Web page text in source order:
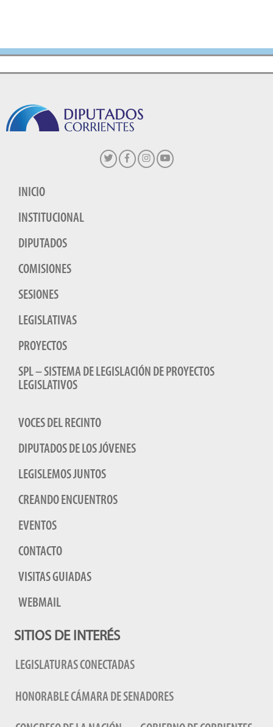
INICIO
INSTITUCIONAL
DIPUTADOS
COMISIONES
SESIONES
LEGISLATIVAS
PROYECTOS
SPL – SISTEMA DE LEGISLACIÓN DE PROYECTOS
LEGISLATIVOS
VOCES DEL RECINTO
DIPUTADOS DE LOS JÓVENES
LEGISLEMOS JUNTOS
CREANDO ENCUENTROS
EVENTOS
CONTACTO
VISITAS GUIADAS
WEBMAIL
SITIOS DE INTERÉS
LEGISLATURAS CONECTADAS
HONORABLE CÁMARA DE SENADORES